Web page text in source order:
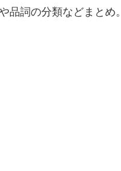
品詞の分類などまとめ。